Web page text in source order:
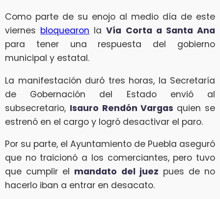
Como parte de su enojo al medio día de este
viernes bloquearon laVía Corta a Santa Ana
para tener una respuesta del gobierno
municipal y estatal.
La manifestación duró tres horas, la Secretaría
de Gobernación del Estado envió al
subsecretario, Isauro Rendón Vargas quien se
estrenó en el cargo y logró desactivar el paro.
Por su parte, el Ayuntamiento de Puebla aseguró
que no traicionó a los comerciantes, pero tuvo
que cumplir el mandato del juez pues de no
hacerlo iban a entrar en desacato.